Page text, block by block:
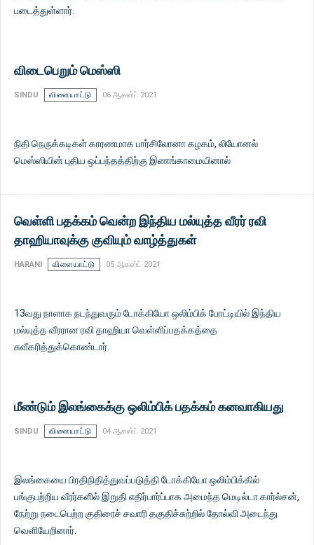
படைத்துள்ளார்.
விடைபெறும் மெஸ்ஸி
SINDU விளையாட்டு 06 ஆகஸ்ட் 2021
நிதி நெருக்கடிகள் காரணமாக பார்சிலோனா கழகம், லியோனல்
மெஸ்ஸியின் புதிய ஒப்பந்தத்திற்கு இணங்காமையினால்
வெள்ளி பதக்கம் வென்ற இந்திய மல்யுத்த வீரர் ரவி
தாஹியாவுக்கு குவியும் வாழ்த்துகள்
HARANI விளையாட்டு 05 ஆகஸ்ட் 2021
13வது நாளாக நடந்துவரும் டோக்கியோ ஒலிம்பிக் போட்டியில் இந்திய
மல்யுத்த வீரரான ரவி தாஹியா வெள்ளிப்பதக்கத்தை
சுவீகரித்துக்கொண்டார்.
மீண்டும் இலங்கைக்கு ஒலிம்பிக் பதக்கம் கனவாகியது
SINDU விளையாட்டு 04 ஆகஸ்ட் 2021
இலங்கையை பிரதிநிதித்துவப்படுத்தி டோக்கியோ ஒலிம்பிக்கில்
பங்குபற்றிய வீரர்களில் இறுதி எதிர்பார்ப்பாக அமைந்த மெடில்டா கார்ல்சன்,
நேற்று நடைபெற்ற குதிரைச் சவாரி தகுதிச்சுற்றில் தோல்வி அடைந்து
வெளியேறினார்.